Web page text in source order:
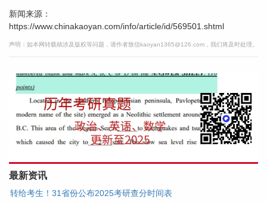
新闻来源：
https://www.chinakaoyan.com/info/article/id/569501.shtml
声明：如本网转载稿涉及版权等问题，请作者致信kaoyan1365@126.com，我们将及时处理。
最新资讯
转给考生！31省份公布2025考研查分时间表